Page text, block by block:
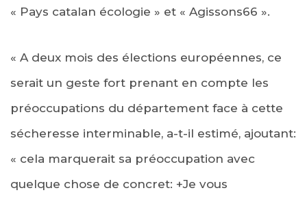
« Pays catalan écologie » et « Agissons66 ».
« A deux mois des élections européennes, ce
serait un geste fort prenant en compte les
préoccupations du département face à cette
sécheresse interminable, a-t-il estimé, ajoutant:
« cela marquerait sa préoccupation avec
quelque chose de concret: +Je vous